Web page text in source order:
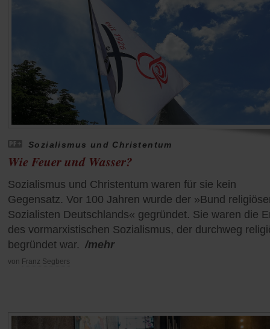
Sozialismus und Christentum
Wie Feuer und Wasser?
Sozialismus und Christentum waren für sie kein
Gegensatz. Vor 100 Jahren wurde der »Bund
Sozialisten Deutschlands« gegründet. Sie waren die
des vormarxistischen Sozialismus, der durchweg
begründet war. /mehr
von Franz Segbers